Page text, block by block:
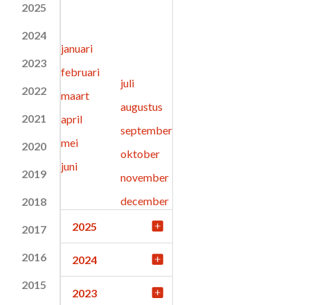
2025
2024
2023
2022
2021
2020
2019
2018
2017
2016
2015
januari
februari
maart
april
mei
juni
juli
augustus
september
oktober
november
december
2025
2024
2023